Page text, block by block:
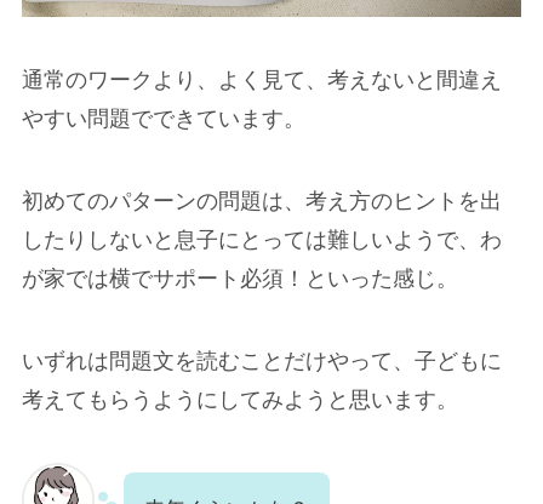
通常のワークより、よく見て、考えないと間違え
やすい問題でできています。
初めてのパターンの問題は、考え方のヒントを出
したりしないと息子にとっては難しいようで、わ
が家では横でサポート必須！といった感じ。
いずれは問題文を読むことだけやって、子どもに
考えてもらうようにしてみようと思います。